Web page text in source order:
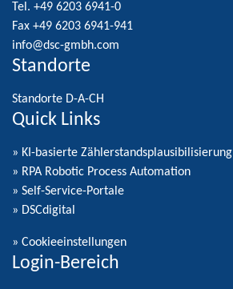
Tel. +49 6203 6941-0
Fax +49 6203 6941-941
info@dsc-gmbh.com
Standorte
Standorte D-A-CH
Quick Links
» KI-basierte Zählerstandsplausibilisierung
» RPA Robotic Process Automation
» Self-Service-Portale
» DSCdigital
» Cookieeinstellungen
Login-Bereich